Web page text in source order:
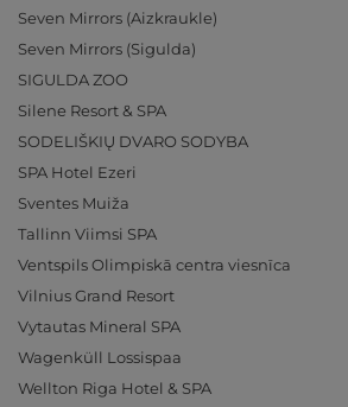
Seven Mirrors (Aizkraukle)
Seven Mirrors (Sigulda)
SIGULDA ZOO
Silene Resort & SPA
SODELIŠKIŲ DVARO SODYBA
SPA Hotel Ezeri
Sventes Muiža
Tallinn Viimsi SPA
Ventspils Olimpiskā centra viesnīca
Vilnius Grand Resort
Vytautas Mineral SPA
Wagenküll Lossispaa
Wellton Riga Hotel & SPA